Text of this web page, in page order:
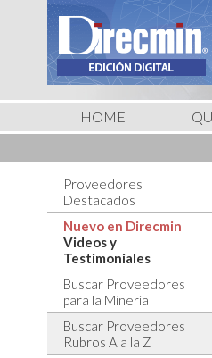
HOME
Proveedores
Destacados
Nuevo en Direcmin
Videos y
Testimoniales
Buscar Proveedores
para la Minería
Buscar Proveedores
Rubros A a la Z